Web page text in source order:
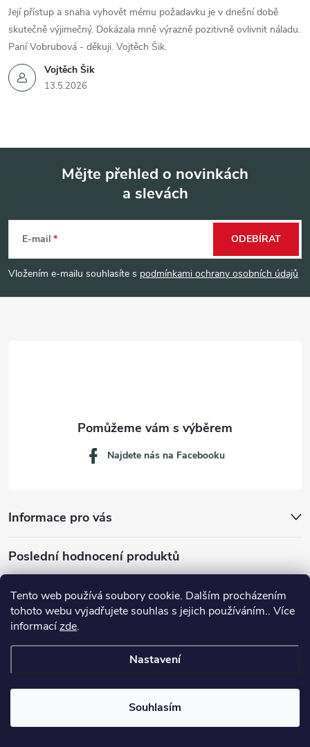
Tento web používá soubory cookie. Dalším procházením
tohoto webu vyjadřujete souhlas s jejich používáním.. Více
informacízde.
Nastavení
Souhlasím
Vojtěch Šik
13.5.2026
Její přístup a snaha vyhovět mému požadavku je v dnešní době
skutečně výjimečný. Dokázala mně výrazně pozitivně ovlivnit náladu.
Paní Vobrubová - děkuji. Vojtěch Šik.
p
Mějte přehled o novinkách
a slevách
E-mail
Vložením e-mailu souhlasíte s podmínkami ochrany osobních údajů
ODEBÍRAT
Informace pro vás
Najdete nás na Facebooku
Poslední hodnocení produktů
Dávkovací lžička na mletou kávu 53132C8134
Copyright 2026JM servis. Všechna práva vyhrazena.